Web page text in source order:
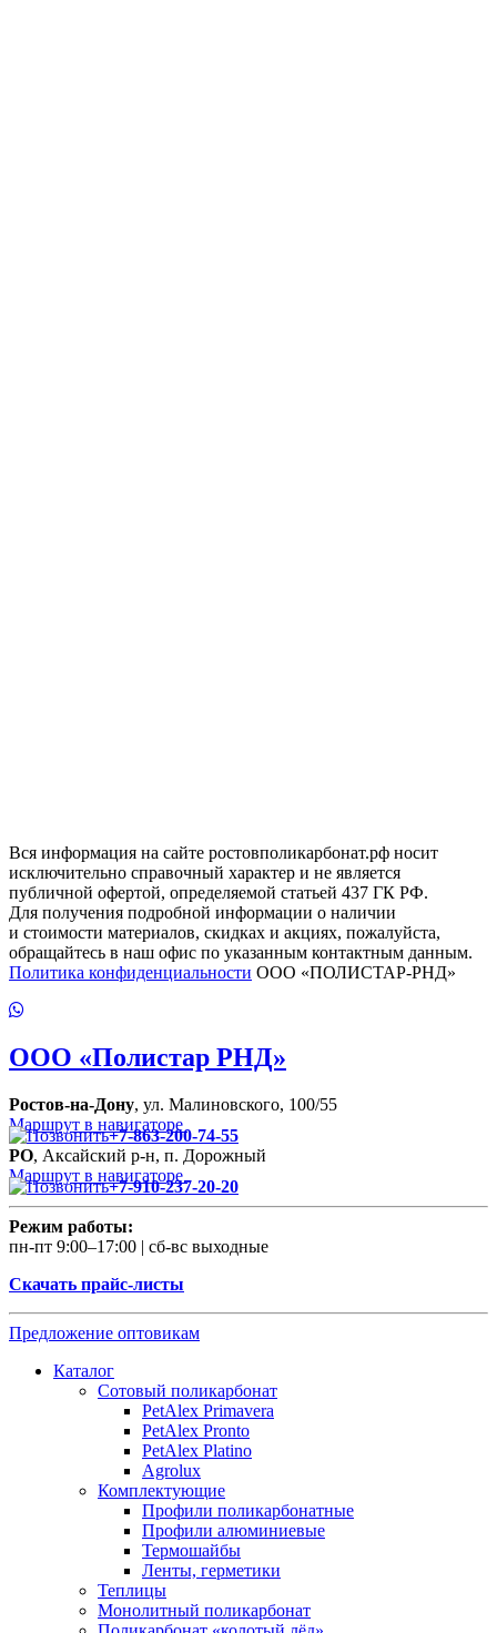
Вся информация на сайте ростовполикарбонат.рф носит
исключительно справочный характер и не является
публичной офертой, определяемой статьей 437 ГК РФ.
Для получения подробной информации о наличии
и стоимости материалов, скидках и акциях, пожалуйста,
обращайтесь в наш офис по указанным контактным данным.
Политика конфиденциальности ООО «ПОЛИСТАР-РНД»
ООО «Полистар РНД»
Ростов-на-Дону, ул. Малиновского, 100/55
Маршрут в навигаторе
+7-863-200-74-55
РО, Аксайский р-н, п. Дорожный
Маршрут в навигаторе
+7-910-237-20-20
Режим работы:
пн-пт 9:00–17:00 | сб-вс выходные
Скачать прайс-листы
Предложение оптовикам
Каталог
Сотовый поликарбонат
PetAlex Primavera
PetAlex Pronto
PetAlex Platino
Agrolux
Комплектующие
Профили поликарбонатные
Профили алюминиевые
Термошайбы
Ленты, герметики
Теплицы
Монолитный поликарбонат